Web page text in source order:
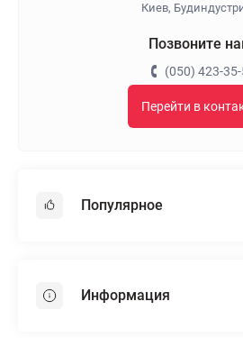
Киев,
Позвоните
(050) 423-
Перейти в
Популярное
Пенопласт
Информация